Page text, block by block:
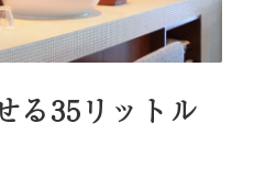
る35リットル